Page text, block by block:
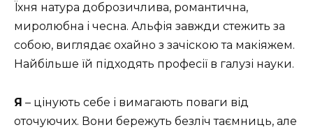
Їхня натура доброзичлива, романтична,
миролюбна і чесна. Альфія завжди стежить за
собою, виглядає охайно з зачіскою та макіяжем.
Найбільше їй підходять професії в галузі науки.
Я – цінують себе і вимагають поваги від
оточуючих. Вони бережуть безліч таємниць, але